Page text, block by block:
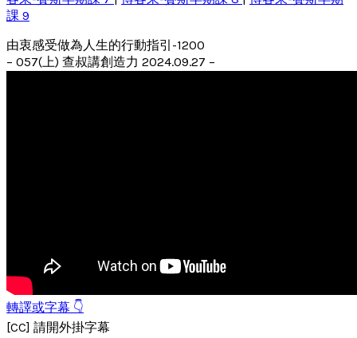
課 9
由衷感受做為人生的行動指引-1200
– 057(上) 查叔講創造力 2024.09.27 –
轉譯或字幕 👇
[CC] 請開外掛字幕